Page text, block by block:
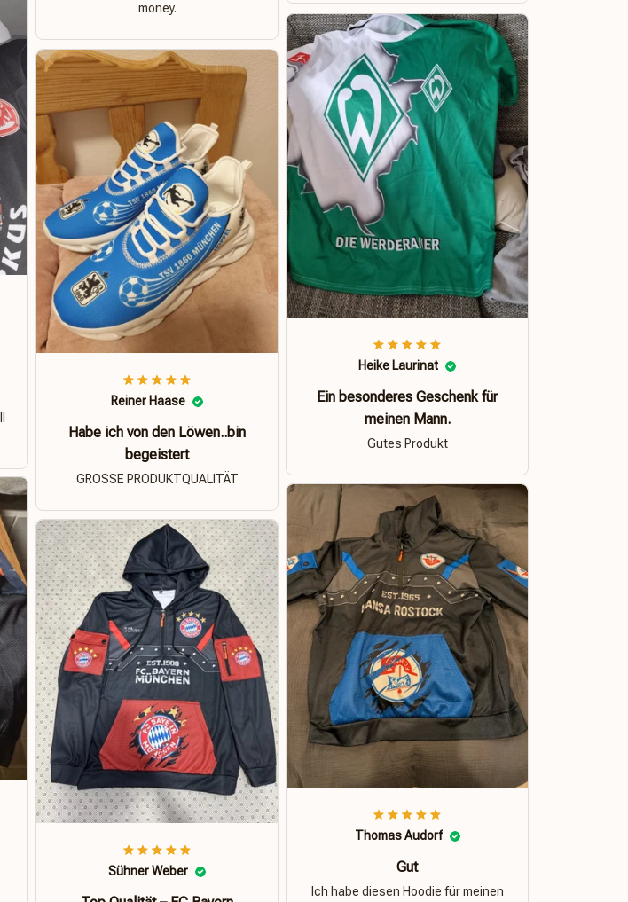
money.
Heike Laurinat
Ein besonderes Geschenk für
meinen Mann.
Gutes Produkt
Reiner Haase
Habe ich von den Löwen..bin
begeistert
GROSSE PRODUKTQUALITÄT
Thomas Audorf
Gut
Ich habe diesen Hoodie für meinen
Sühner Weber